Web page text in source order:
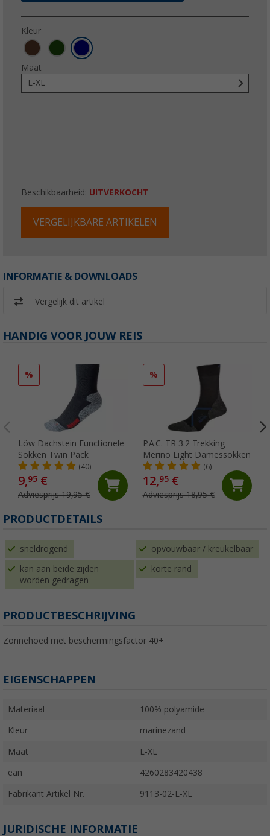
Kleur
Maat
L-XL
Beschikbaarheid: UITVERKOCHT
VERGELIJKBARE ARTIKELEN
INFORMATIE & DOWNLOADS
Vergelijk dit artikel
HANDIG VOOR JOUW REIS
%
Löw Dachstein Functionele
Sokken Twin Pack
(40)
9,95 €
Adviesprijs 19,95 €
%
P.A.C. TR 3.2 Trekking
Merino Light Damessokken
(6)
12,95€
Adviesprijs 18,95 €
PRODUCTDETAILS
sneldrogend opvouwbaar / kreukelbaar
kan aan beide zijden
worden gedragen
korte rand
PRODUCTBESCHRIJVING
Zonnehoed met beschermingsfactor 40+
EIGENSCHAPPEN
Materiaal 100% polyamide
Kleur marinezand
Maat L-XL
ean 4260283420438
Fabrikant Artikel Nr. 9113-02-L-XL
JURIDISCHE INFORMATIE